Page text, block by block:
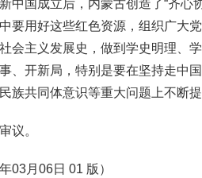
中国成立后，内蒙古创造了“齐心
要用好这些红色资源，组织广大
会主义发展史，做到学史明理、
、开新局，特别是要在坚持走中
族共同体意识等重大问题上不断
议。
03月06日 01 版）